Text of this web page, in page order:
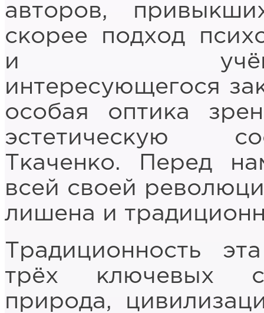
авторов,
скорее подход
и учёного-
интересующегося
особая оптика
эстетическую
Ткаченко. Перед
всей своей
лишена и
Традиционность
трёх ключевых
природа,